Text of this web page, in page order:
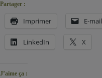
Partager :
Imprimer E-mail
LinkedIn X
J’aime ça :